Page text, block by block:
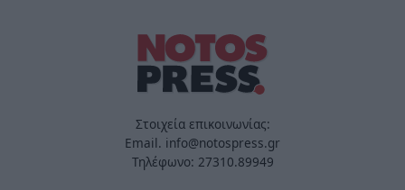
Στοιχεία επικοινωνίας:
Email. info@notospress.gr
Τηλέφωνο: 27310.89949